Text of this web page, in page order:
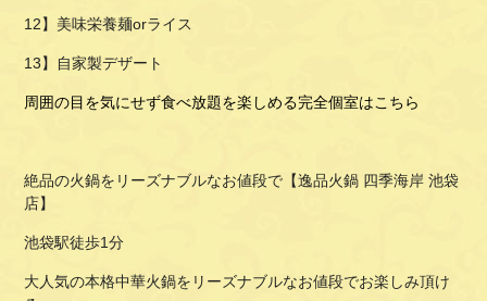
12】美味栄養麺orライス
13】自家製デザート
周囲の目を気にせず食べ放題を楽しめる完全個室はこちら
絶品の火鍋をリーズナブルなお値段で【逸品火鍋 四季海岸 池袋
店】
池袋駅徒歩1分
大人気の本格中華火鍋をリーズナブルなお値段でお楽しみ頂け